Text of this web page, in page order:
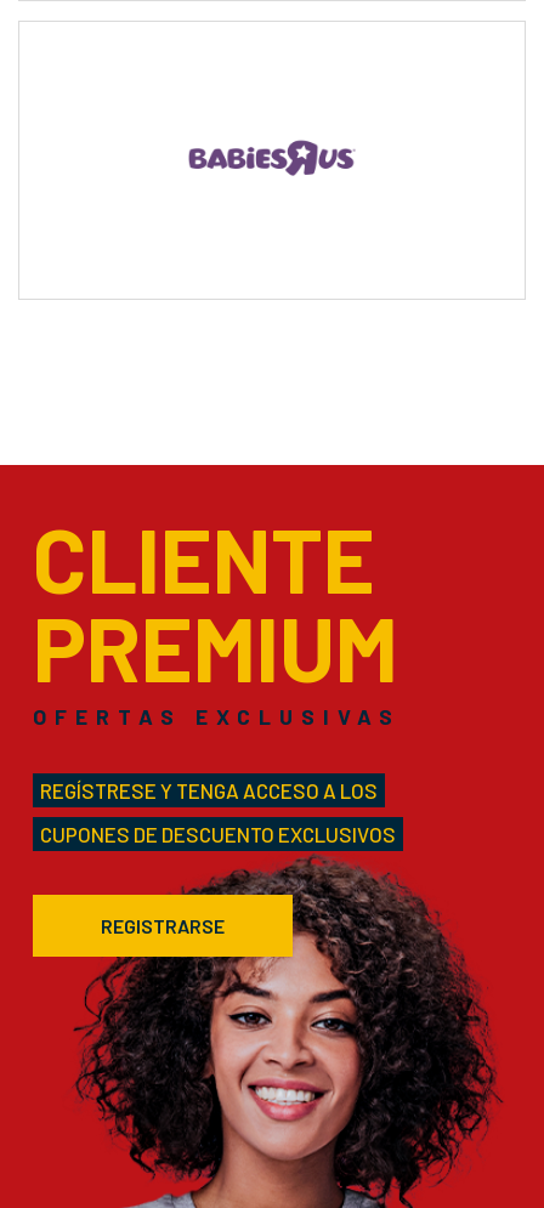
CLIENTE
PREMIUM
OFERTAS EXCLUSIVAS
REGÍSTRESE Y TENGA ACCESO A LOS
CUPONES DE DESCUENTO EXCLUSIVOS
REGISTRARSE